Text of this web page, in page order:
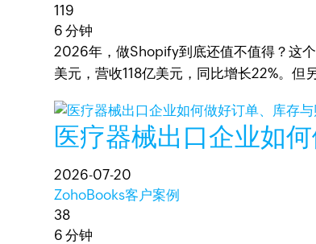
119
6 分钟
2026年，做Shopify到底还值不值得？这
美元，营收118亿美元，同比增长22%。但
医疗器械出口企业如
2026-07-20
ZohoBooks客户案例
38
6 分钟